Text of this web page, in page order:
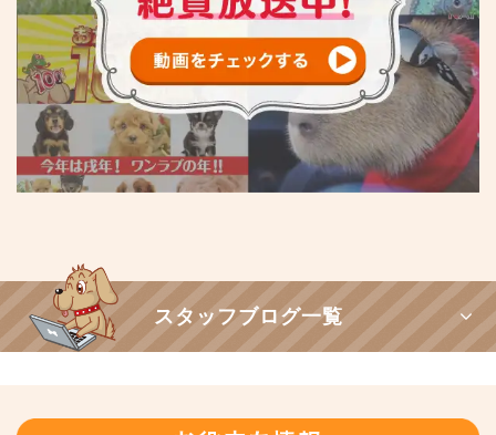
スタッフブログ一覧